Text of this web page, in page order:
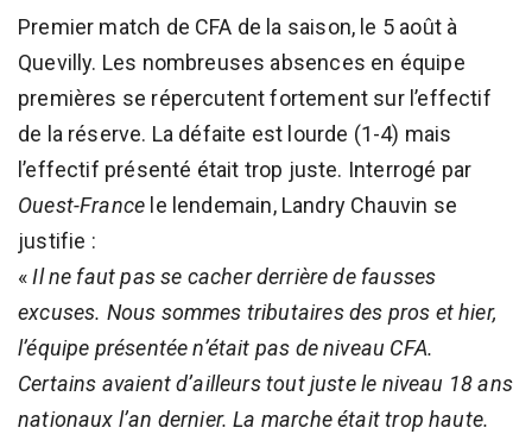
Premier match de CFA de la saison, le 5 août à
Quevilly. Les nombreuses absences en équipe
premières se répercutent fortement sur l’effectif
de la réserve. La défaite est lourde (1-4) mais
l’effectif présenté était trop juste. Interrogé par
Ouest-France le lendemain, Landry Chauvin se
justifie :
«Il ne faut pas se cacher derrière de fausses
excuses. Nous sommes tributaires des pros et hier,
l’équipe présentée n’était pas de niveau CFA.
Certains avaient d’ailleurs tout juste le niveau 18 ans
nationaux l’an dernier. La marche était trop haute.